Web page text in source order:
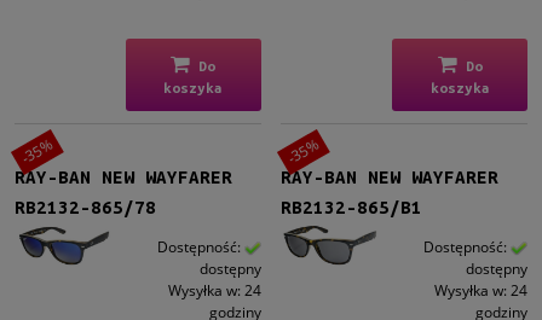
Do
koszyka
Do
koszyka
RAY-BAN NEW WAYFARER
RB2132-865/78
Dostępność:
dostępny
Wysyłka w: 24
godziny
-35%
RAY-BAN NEW WAYFARER
RB2132-865/B1
Dostępność:
dostępny
Wysyłka w: 24
godziny
-35%